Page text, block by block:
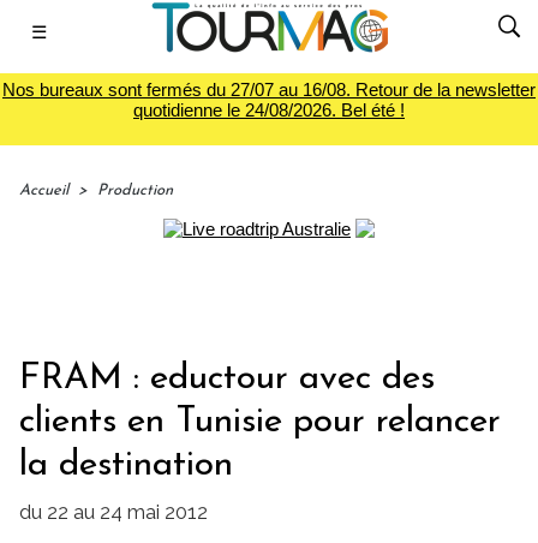
☰
Nos bureaux sont fermés du 27/07 au 16/08. Retour de la newsletter
quotidienne le 24/08/2026. Bel été !
Accueil > Production
FRAM : eductour avec des
clients en Tunisie pour relancer
la destination
du 22 au 24 mai 2012